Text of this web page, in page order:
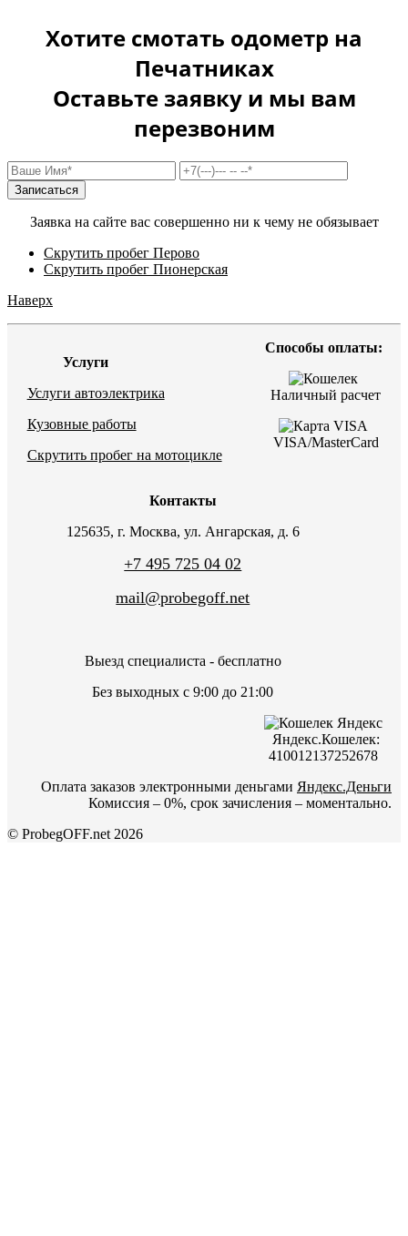
Хотите смотать одометр на
Печатниках
Оставьте заявку и мы вам
перезвоним
Заявка на сайте вас совершенно ни к чему не обязывает
Скрутить пробег Перово
Скрутить пробег Пионерская
Наверх
Услуги
Услуги автоэлектрика
Кузовные работы
Скрутить пробег на мотоцикле
Контакты
125635, г. Москва, ул. Ангарская, д. 6
+7 495 725 04 02
mail@probegoff.net
Выезд специалиста - бесплатно
Без выходных с 9:00 до 21:00
Способы оплаты:
Наличный расчет
VISA/MasterCard
Яндекс.Кошелек:
410012137252678
Оплата заказов электронными деньгами Яндекс.Деньги
Комиссия – 0%, срок зачисления – моментально.
© ProbegOFF.net 2026